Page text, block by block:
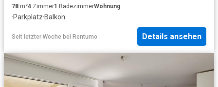
78 m²4 Zimmer1 BadezimmerWohnung
·Parkplatz·Balkon
Seit letzter Woche bei Rentumo Details ansehen